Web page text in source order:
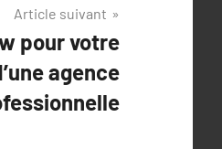
Article suivant
pour votre
agence